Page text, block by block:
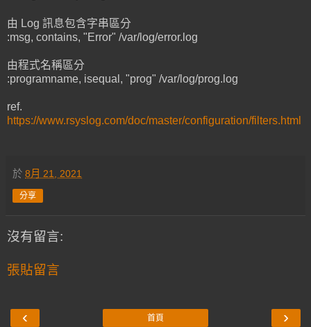
由 Log 訊息包含字串區分
:msg, contains, "Error" /var/log/error.log
由程式名稱區分
:programname, isequal, "prog" /var/log/prog.log
ref.
https://www.rsyslog.com/doc/master/configuration/filters.html
於 8月 21, 2021
分享
沒有留言:
張貼留言
‹ ›
首頁